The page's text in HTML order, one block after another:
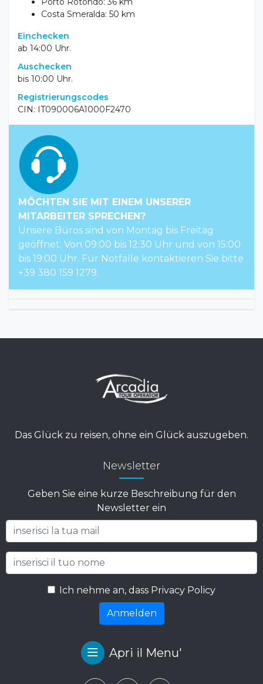
Einchecken
Auschecken
Registrierungscodes
MÖCHTEN SIE MIT EINEM UNSERER
MITARBEITER SPRECHEN?
geöffnet. Von 09:00 bis 12:30 Uhr und von 15:00
bis 19:00 Uhr. Für Notfälle kontaktieren Sie bitte
+39 380 159 1279.
Geben Sie eine kurze Beschreibung für den
Newsletter ein
Ich nehme an, dass Privacy Policy
Anmelden